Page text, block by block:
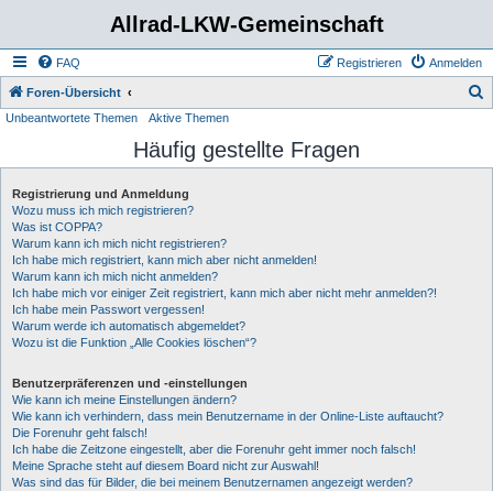
Allrad-LKW-Gemeinschaft
FAQ Anmelden
Registrieren
Foren-Übersicht
h
Unbeantwortete Themen Aktive Themen
Häufig gestellte Fragen
Registrierung und Anmeldung
Wozu muss ich mich registrieren?
Was ist COPPA?
Warum kann ich mich nicht registrieren?
Ich habe mich registriert, kann mich aber nicht anmelden!
Warum kann ich mich nicht anmelden?
Ich habe mich vor einiger Zeit registriert, kann mich aber nicht mehr anmelden?!
Ich habe mein Passwort vergessen!
Warum werde ich automatisch abgemeldet?
Wozu ist die Funktion „Alle Cookies löschen“?
Benutzerpräferenzen und -einstellungen
Wie kann ich meine Einstellungen ändern?
Wie kann ich verhindern, dass mein Benutzername in der Online-Liste auftaucht?
Die Forenuhr geht falsch!
Ich habe die Zeitzone eingestellt, aber die Forenuhr geht immer noch falsch!
Meine Sprache steht auf diesem Board nicht zur Auswahl!
Was sind das für Bilder, die bei meinem Benutzernamen angezeigt werden?